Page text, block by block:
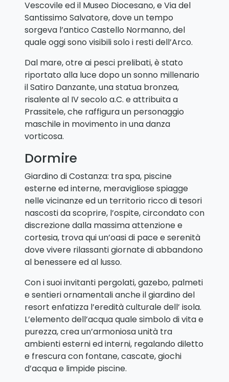
Vescovile ed il Museo Diocesano, e Via del
Santissimo Salvatore, dove un tempo
sorgeva l’antico Castello Normanno, del
quale oggi sono visibili solo i resti dell’Arco.
Dal mare, otre ai pesci prelibati, è stato
riportato alla luce dopo un sonno millenario
il Satiro Danzante, una statua bronzea,
risalente al IV secolo a.C. e attribuita a
Prassitele, che raffigura un personaggio
maschile in movimento in una danza
vorticosa.
Dormire
Giardino di Costanza: tra spa, piscine
esterne ed interne, meravigliose spiagge
nelle vicinanze ed un territorio ricco di tesori
nascosti da scoprire, l’ospite, circondato con
discrezione dalla massima attenzione e
cortesia, trova qui un’oasi di pace e serenità
dove vivere rilassanti giornate di abbandono
al benessere ed al lusso.
Con i suoi invitanti pergolati, gazebo, palmeti
e sentieri ornamentali anche il giardino del
resort enfatizza l’eredità culturale dell’ isola.
L’elemento dell’acqua quale simbolo di vita e
purezza, crea un’armoniosa unità tra
ambienti esterni ed interni, regalando diletto
e frescura con fontane, cascate, giochi
d’acqua e limpide piscine.